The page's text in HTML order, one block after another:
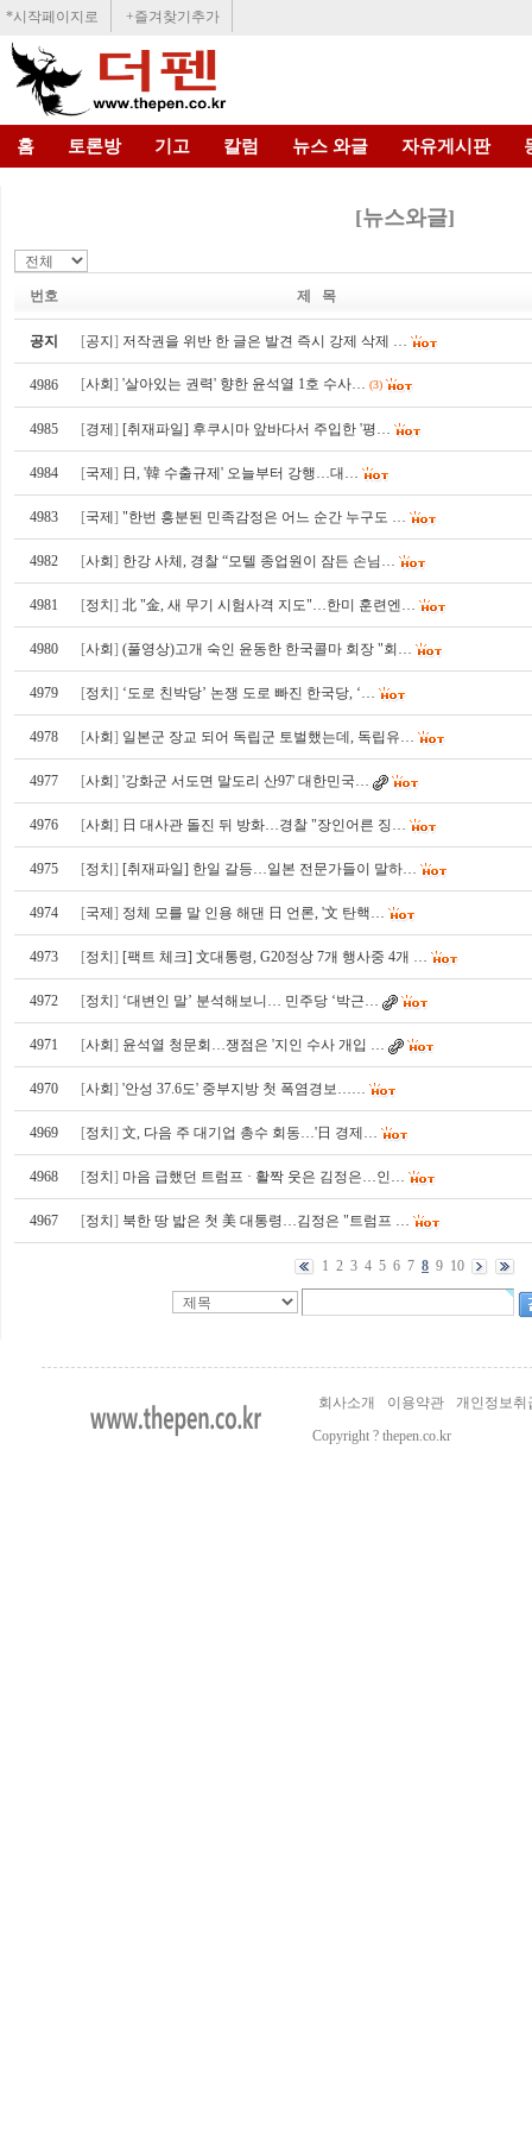
*시작페이지로 +즐겨찾기추가
홈 토론방 기고 칼럼 뉴스 와글 자유게시판
[뉴스와글]
번호 제 목
공지 [공지] 저작권을 위반 한 글은 발견 즉시 강제 삭제 …
4986 [사회] '살아있는 권력' 향한 윤석열 1호 수사… (3)
4985 [경제] [취재파일] 후쿠시마 앞바다서 주입한 '평…
4984 [국제] 日, '韓 수출규제' 오늘부터 강행…대…
4983 [국제] "한번 흥분된 민족감정은 어느 순간 누구도 …
4982 [사회] 한강 사체, 경찰 “모텔 종업원이 잠든 손님…
4981 [정치] 北 "金, 새 무기 시험사격 지도"…한미 훈련엔…
4980 [사회] (풀영상)고개 숙인 윤동한 한국콜마 회장 "회…
4979 [정치] ‘도로 친박당’ 논쟁 도로 빠진 한국당, ‘…
4978 [사회] 일본군 장교 되어 독립군 토벌했는데, 독립유…
4977 [사회] '강화군 서도면 말도리 산97' 대한민국…
4976 [사회] 日 대사관 돌진 뒤 방화…경찰 "장인어른 징…
4975 [정치] [취재파일] 한일 갈등…일본 전문가들이 말하…
4974 [국제] 정체 모를 말 인용 해댄 日 언론, '文 탄핵…
4973 [정치] [팩트 체크] 文대통령, G20정상 7개 행사중 4개 …
4972 [정치] ‘대변인 말’ 분석해보니… 민주당 ‘박근…
4971 [사회] 윤석열 청문회…쟁점은 '지인 수사 개입 …
4970 [사회] '안성 37.6도' 중부지방 첫 폭염경보……
4969 [정치] 文, 다음 주 대기업 총수 회동…'日 경제…
4968 [정치] 마음 급했던 트럼프 · 활짝 웃은 김정은…인…
4967 [정치] 북한 땅 밟은 첫 美 대통령…김정은 "트럼프 …
1 2 3 4 5 6 7 8 9 10
회사소개 이용약관
개인정보취
Copyright ? thepen.co.kr